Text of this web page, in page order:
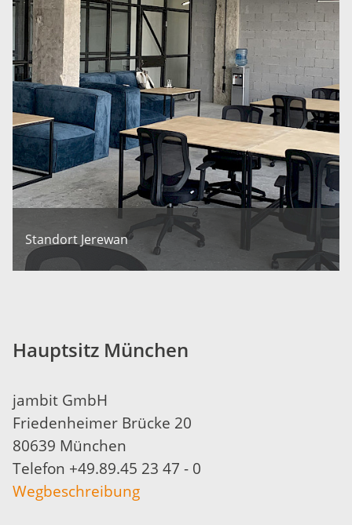
Standort Jerewan
Hauptsitz München
jambit GmbH
Friedenheimer Brücke 20
80639 München
Telefon +49.89.45 23 47 - 0
Wegbeschreibung